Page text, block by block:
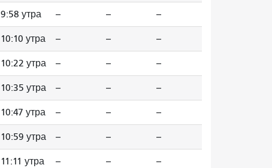
9:58 утра -- -- --
10:10 утра -- -- --
10:22 утра -- -- --
10:35 утра -- -- --
10:47 утра -- -- --
10:59 утра -- -- --
11:11 утра -- -- --